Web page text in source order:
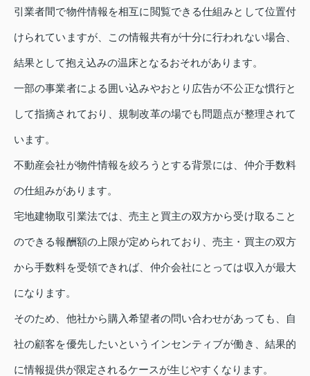
引業者間で物件情報を相互に閲覧できる仕組みとして位置付
けられていますが、この情報共有が十分に行われない場合、
結果として抱え込みの温床となるおそれがあります。
一部の事業者による囲い込みやおとり広告が不公正な慣行と
して指摘されており、規制改革の場でも問題点が整理されて
います。
不動産会社が物件情報を絞ろうとする背景には、仲介手数料
の仕組みがあります。
宅地建物取引業法では、売主と買主の双方から受け取ること
のできる報酬額の上限が定められており、売主・買主の双方
から手数料を受領できれば、仲介会社にとっては収入が最大
になります。
そのため、他社から購入希望者の問い合わせがあっても、自
社の顧客を優先したいというインセンティブが働き、結果的
に情報提供が限定されるケースが生じやすくなります。